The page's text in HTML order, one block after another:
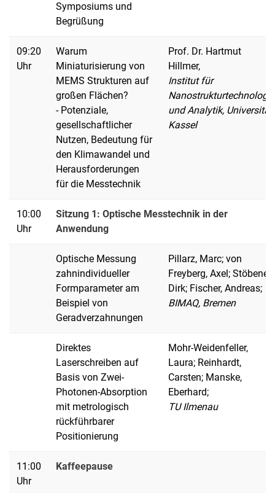
Symposiums und
Begrüßung
09:20
Uhr
Warum
Miniaturisierung von
MEMS Strukturen auf
großen Flächen?
- Potenziale,
gesellschaftlicher
Nutzen, Bedeutung für
den Klimawandel und
Herausforderungen
für die Messtechnik
Prof. Dr. Hartmut
Hillmer,
Institut für
Nanostrukturtechnologie
und Analytik, Universität
Kassel
10:00
Uhr
Sitzung 1: Optische Messtechnik in der
Anwendung
Optische Messung
zahnindividueller
Formparameter am
Beispiel von
Geradverzahnungen
Pillarz, Marc; von
Freyberg, Axel; Stöbener,
Dirk; Fischer, Andreas;
BIMAQ, Bremen
Direktes
Laserschreiben auf
Basis von Zwei-
Photonen-Absorption
mit metrologisch
rückführbarer
Positionierung
Mohr-Weidenfeller,
Laura; Reinhardt,
Carsten; Manske,
Eberhard;
TU Ilmenau
11:00
Uhr
Kaffeepause